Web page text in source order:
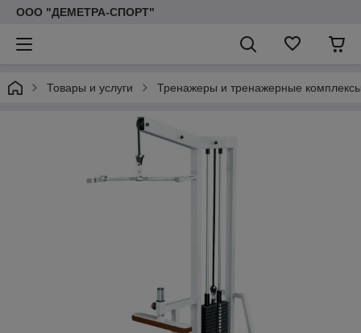
ООО "ДЕМЕТРА-СПОРТ"
Товары и услуги Тренажеры и тренажерные